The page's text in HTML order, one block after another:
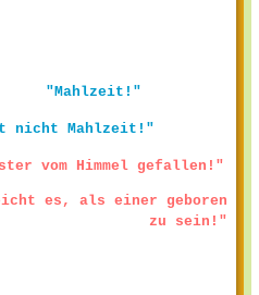
"Mahlzeit!"
nicht Mahlzeit!"
vom Himmel gefallen!"
es, als einer geboren
zu sein!"